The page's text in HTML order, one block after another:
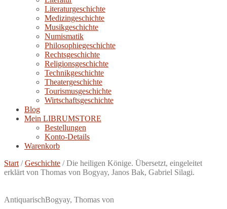
Literaturgeschichte
Medizingeschichte
Musikgeschichte
Numismatik
Philosophiegeschichte
Rechtsgeschichte
Religionsgeschichte
Technikgeschichte
Theatergeschichte
Tourismusgeschichte
Wirtschaftsgeschichte
Blog
Mein LIBRUMSTORE
Bestellungen
Konto-Details
Warenkorb
Start /Geschichte /Die heiligen Könige. Übersetzt, eingeleitet
erklärt von Thomas von Bogyay, Janos Bak, Gabriel Silagi.
AntiquarischBogyay, Thomas von